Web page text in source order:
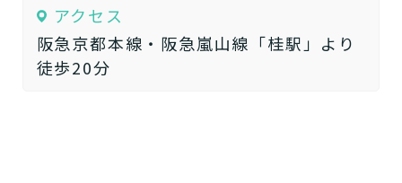
アクセス
阪急京都本線・阪急嵐山線「桂駅」より
徒歩20分